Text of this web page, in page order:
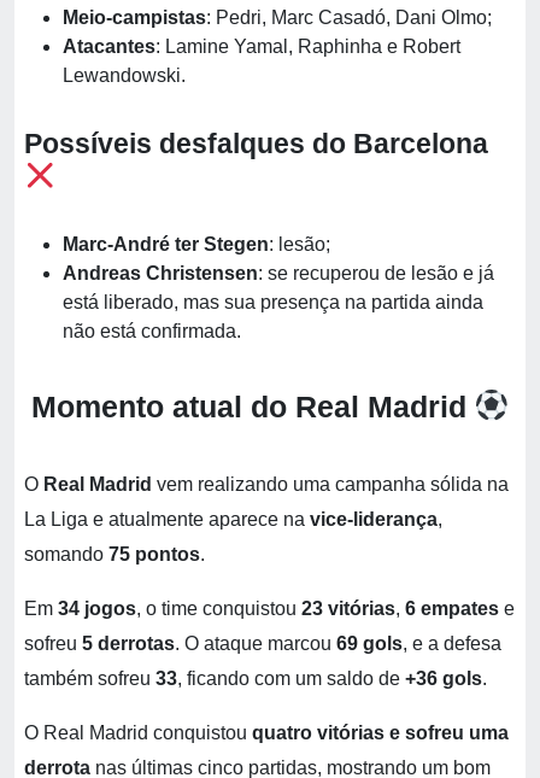
Meio-campistas: Pedri, Marc Casadó, Dani Olmo;
Atacantes: Lamine Yamal, Raphinha e Robert
Lewandowski.
Possíveis desfalques do Barcelona
Marc-André ter Stegen: lesão;
Andreas Christensen: se recuperou de lesão e já
está liberado, mas sua presença na partida ainda
não está confirmada.
Momento atual do Real Madrid
O Real Madrid vem realizando uma campanha sólida na
La Liga e atualmente aparece na vice-liderança,
somando 75 pontos.
Em 34 jogos, o time conquistou 23 vitórias, 6 empates e
sofreu 5 derrotas. O ataque marcou 69 gols, e a defesa
também sofreu 33, ficando com um saldo de +36 gols.
O Real Madrid conquistou quatro vitórias e sofreu uma
derrota nas últimas cinco partidas, mostrando um bom